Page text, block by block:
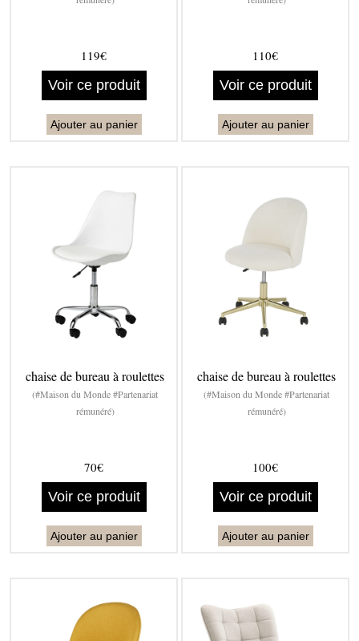
119€
Voir ce produit
Ajouter au panier
110€
Voir ce produit
Ajouter au panier
chaise de bureau à roulettes
(#Maison du Monde #Partenariat
rémunéré)
70€
Voir ce produit
Ajouter au panier
chaise de bureau à roulettes
(#Maison du Monde #Partenariat
rémunéré)
100€
Voir ce produit
Ajouter au panier